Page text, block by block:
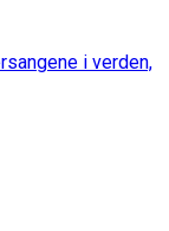
i verden,